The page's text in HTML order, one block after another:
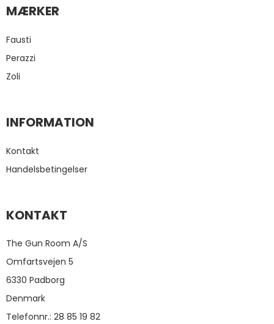
MÆRKER
Fausti
Perazzi
Zoli
INFORMATION
Kontakt
Handelsbetingelser
KONTAKT
The Gun Room A/S
Omfartsvejen 5
6330 Padborg
Denmark
Telefonnr.: 28 85 19 82